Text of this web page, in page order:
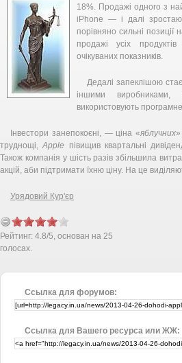
18%. Продажі одного з
iPhone — і далі
порівняно сильні позиції
продажі усіх
очікуваних показників.
Дедалі запеклішою
іншими
використовують
Інвестори занепокоєні, — ціна «яблучних
труднощі,Apple півищив квартальні
Також компанія у шість разів збільшила
акцій, аби підтримати їхню ціну. На це
Урядовий Кур'єр
Рейтинг: 4.8/5, основан на 25
голосах.
Ссылка для форумов:
Ссылка для Вашего ресурса или ЖЖ: